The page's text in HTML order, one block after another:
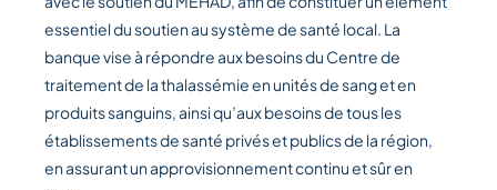
essentiel du soutien au système de santé local. La
banque vise à répondre aux besoins du Centre de
traitement de la thalassémie en unités de sang et en
produits sanguins, ainsi qu’aux besoins de tous les
établissements de santé privés et publics de la région,
en assurant un approvisionnement continu et sûr en